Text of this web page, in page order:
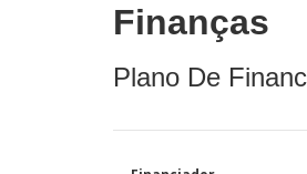
Finanças
Plano De